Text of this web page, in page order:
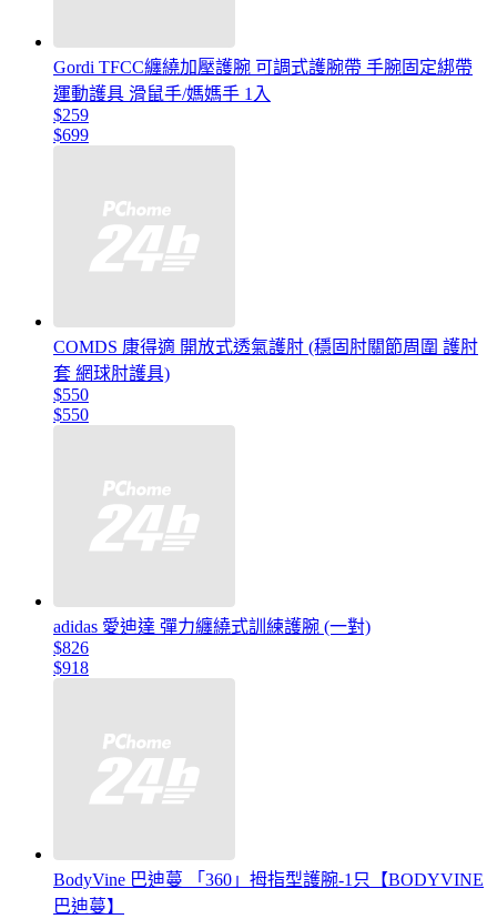
Gordi TFCC纏繞加壓護腕 可調式護腕帶 手腕固定綁帶
運動護具 滑鼠手/媽媽手 1入
$259
$699
COMDS 康得適 開放式透氣護肘 (穩固肘關節周圍 護肘
套 網球肘護具)
$550
$550
adidas 愛迪達 彈力纏繞式訓練護腕 (一對)
$826
$918
BodyVine 巴迪蔓 「360」拇指型護腕-1只【BODYVINE
巴迪蔓】